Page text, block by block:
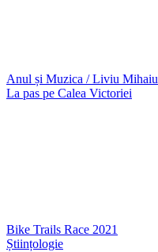
Anul și Muzica / Liviu Mihaiu
La pas pe Calea Victoriei
Bike Trails Race 2021
Științologie